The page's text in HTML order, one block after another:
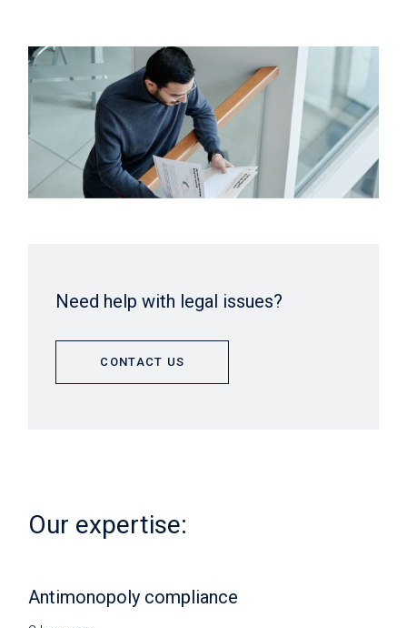
Need help with legal issues?
CONTACT US
Our expertise:
Antimonopoly compliance